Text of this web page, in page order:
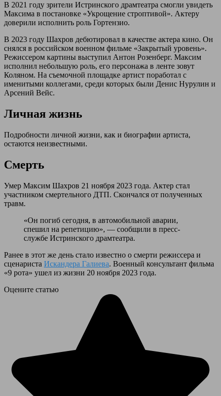
В 2021 году зрители Истринского драмтеатра смогли увидеть
Максима в постановке «Укрощение строптивой». Актеру
доверили исполнить роль Гортензио.
В 2023 году Шахров дебютировал в качестве актера кино. Он
снялся в российском военном фильме «Закрытый уровень».
Режиссером картины выступил Антон Розенберг. Максим
исполнил небольшую роль, его персонажа в ленте зовут
Коляном. На съемочной площадке артист поработал с
именитыми коллегами, среди которых были Денис Нурулин и
Арсений Вейс.
Личная жизнь
Подробности личной жизни, как и биографии артиста,
остаются неизвестными.
Смерть
Умер Максим Шахров 21 ноября 2023 года. Актер стал
участником смертельного ДТП. Скончался от полученных
травм.
«Он погиб сегодня, в автомобильной аварии,
спешил на репетицию», — сообщили в пресс-
службе Истринского драмтеатра.
Ранее в этот же день стало известно о смерти режиссера и
сценариста Искандера Галиева. Военный консультант фильма
«9 рота» ушел из жизни 20 ноября 2023 года.
Оцените статью